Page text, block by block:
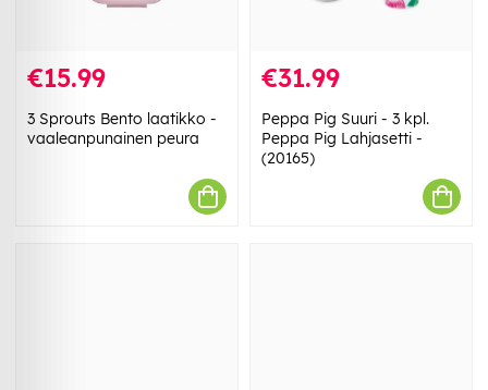
€15.99
3 Sprouts Bento laatikko -
vaaleanpunainen peura
€31.99
Peppa Pig Suuri - 3 kpl.
Peppa Pig Lahjasetti -
(20165)